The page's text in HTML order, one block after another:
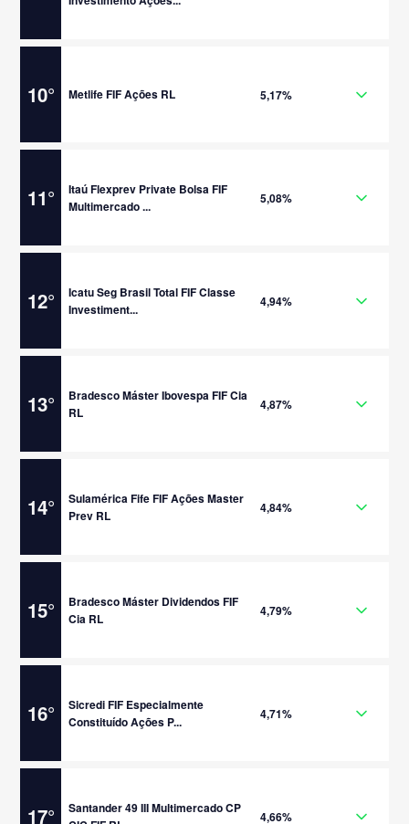
10° Metlife FIF Ações RL 5,17%
11°
Itaú Flexprev Private Bolsa FIF
Multimercado ...
5,08%
12°
Icatu Seg Brasil Total FIF Classe
Investiment...
4,94%
13°
Bradesco Máster Ibovespa FIF Cia
RL
4,87%
14°
Sulamérica Fife FIF Ações Master
Prev RL
4,84%
15°
Bradesco Máster Dividendos FIF
Cia RL
4,79%
16°
Sicredi FIF Especialmente
Constituído Ações P...
4,71%
17°
Santander 49 III Multimercado CP
4,66%